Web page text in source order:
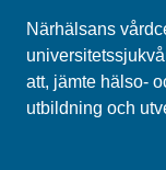
Närhälsans
att, jämte hälso-
utbildning och